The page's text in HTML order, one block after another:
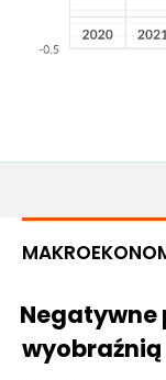
Negatywne
wyobraźnią